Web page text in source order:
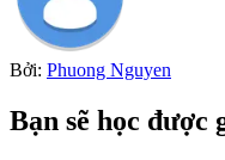
Bởi: Phuong Nguyen
Bạn sẽ học được